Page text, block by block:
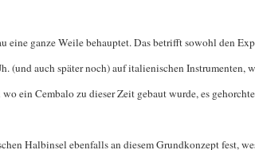
eine ganze Weile behauptet. Das betrifft sowohl den
(und auch später noch) auf italienischen Instrumenten,
ein Cembalo zu dieser Zeit gebaut wurde, es
Halbinsel ebenfalls an diesem Grundkonzept fest,